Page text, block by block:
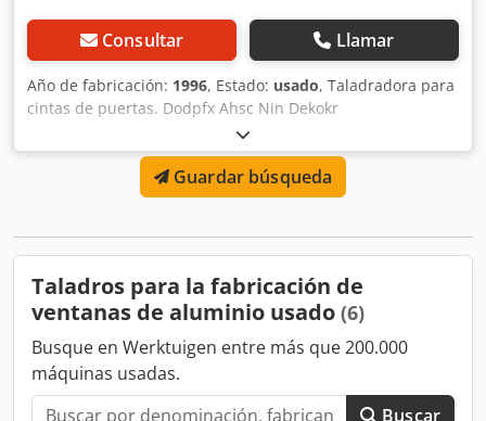
Consultar Llamar
Año de fabricación: 1996, Estado: usado, Taladradora para
cintas de puertas. Dodpfx Ahsc Nin Dekokr
Guardar búsqueda
Taladros para la fabricación de
ventanas de aluminio usado (6)
Busque en Werktuigen entre más que 200.000
máquinas usadas.
Buscar